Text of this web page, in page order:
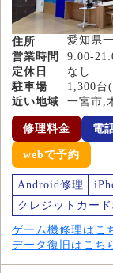
住所
愛知県
営業時間
9:00-
定休日
なし
駐車場
1,300台
近い地域
一宮市,
修理料金 電
webで予約
Android修理
クレジットカー
ゲーム機修理はこ
データ復旧はこち